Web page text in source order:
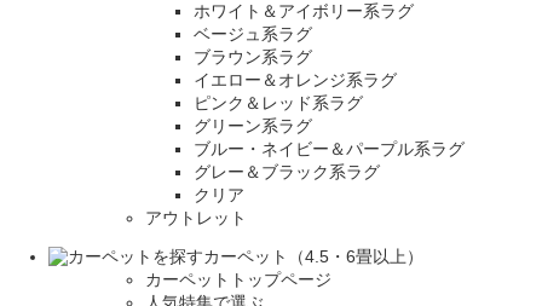
ホワイト＆アイボリー系ラグ
ベージュ系ラグ
ブラウン系ラグ
イエロー＆オレンジ系ラグ
ピンク＆レッド系ラグ
グリーン系ラグ
ブルー・ネイビー＆パープル系ラグ
グレー＆ブラック系ラグ
クリア
アウトレット
カーペット（4.5・6畳以上）
カーペットトップページ